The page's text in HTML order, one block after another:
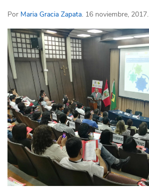
Por Maria Gracia Zapata. 16 noviembre, 2017.